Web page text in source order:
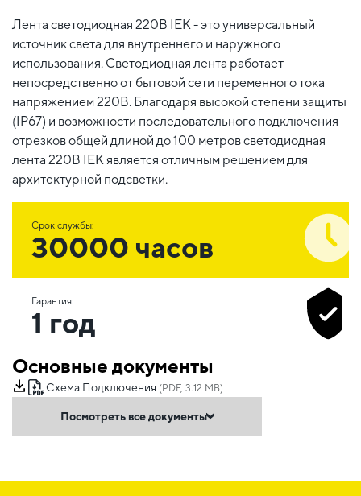
Лента светодиодная 220В IEK - это универсальный
источник света для внутреннего и наружного
использования. Светодиодная лента работает
непосредственно от бытовой сети переменного тока
напряжением 220В. Благодаря высокой степени защиты
(IP67) и возможности последовательного подключения
отрезков общей длиной до 100 метров светодиодная
лента 220В IEK является отличным решением для
архитектурной подсветки.
Срок службы:
30000 часов
Гарантия:
1 год
Основные документы
Схема Подключения (PDF, 3.12 MB)
Посмотреть все документы